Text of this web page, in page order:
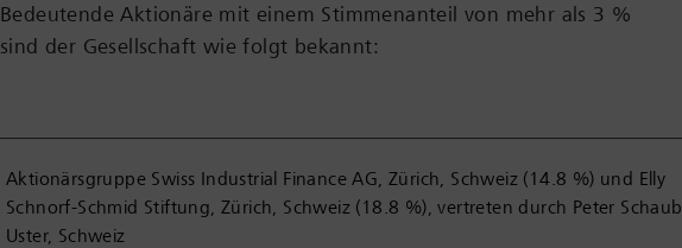
Bedeutende Aktionäre mit einem Stimmenanteil von mehr als 3 %
sind der Gesellschaft wie folgt bekannt:
Aktionärsgruppe Swiss Industrial Finance AG, Zürich, Schweiz (14.8 %) und Elly
Schnorf-Schmid Stiftung, Zürich, Schweiz (18.8 %), vertreten durch Peter Schaub,
Uster, Schweiz